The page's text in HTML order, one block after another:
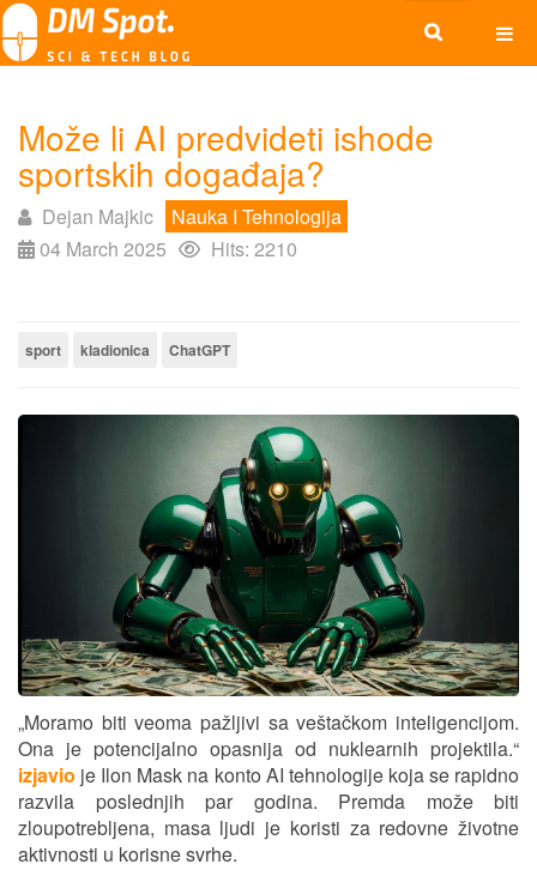
Može li AI predvideti ishode
sportskih događaja?
Dejan Majkic
Nauka I Tehnologija
04 March 2025
Hits: 2210
sport kladionica ChatGPT
„Moramo biti veoma pažljivi sa veštačkom inteligencijom.
Ona je potencijalno opasnija od nuklearnih projektila.“
izjavio je Ilon Mask na konto AI tehnologije koja se rapidno
razvila poslednjih par godina. Premda može biti
zloupotrebljena, masa ljudi je koristi za redovne životne
aktivnosti u korisne svrhe.